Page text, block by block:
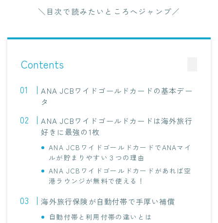
＼目次で読みたいところへジャンプ／
Contents
ANA JCBワイドゴールドカードの基本デー
タ
ANA JCBワイドゴールドカードは海外旅行
好きに最強の1枚
ANA JCBワイドゴールドカードでANAマイ
ルが貯まりやすい３つの理由
ANA JCBワイドゴールドカードがあれば空
港ラウンジが無料で使える！
海外旅行保険が自動付帯で手厚い補償
自動付帯と利用付帯の違いとは